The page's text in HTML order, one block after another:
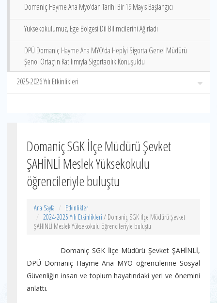
Domaniç Hayme Ana Myo’dan Tarihi Bir 19 Mayıs Başlangıcı
Yüksekokulumuz, Ege Bölgesi Dil Bilimcilerini Ağırladı
DPÜ Domaniç Hayme Ana MYO’da Hepİyi Sigorta Genel Müdürü
Şenol Ortaç‘ın Katılımıyla Sigortacılık Konuşuldu
2025-2026 Yılı Etkinlikleri
Domaniç SGK İlçe Müdürü Şevket
ŞAHİNLİ Meslek Yüksekokulu
öğrencileriyle buluştu
Ana Sayfa
Etkinlikler
2024-2025 Yılı Etkinlikleri / Domaniç SGK İlçe Müdürü Şevket
ŞAHİNLİ Meslek Yüksekokulu öğrencileriyle buluştu
Domaniç SGK İlçe Müdürü Şevket ŞAHİNLİ,
DPÜ Domaniç Hayme Ana MYO öğrencilerine Sosyal
Güvenliğin insan ve toplum hayatındaki yeri ve önemini
anlattı.